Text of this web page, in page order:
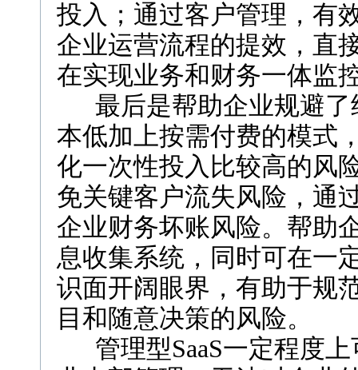
投入；通过客户管理，有
企业运营流程的提效，直
在实现业务和财务一体监
最后是帮助企业规避了
本低加上按需付费的模式
化一次性投入比较高的风
免关键客户流失风险，通
企业财务坏账风险。帮助
息收集系统，同时可在一
识面开阔眼界，有助于规
目和随意决策的风险。
管理型SaaS一定程度上